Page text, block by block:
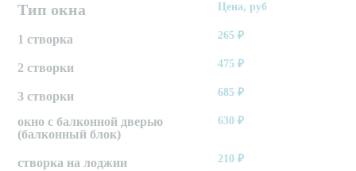
Тип окна Цена, руб
1 створка 265 ₽
2 створки 475₽
3 створки 685 ₽
окно с балконной дверью
(балконный блок)
630 ₽
створка на лоджии 210 ₽